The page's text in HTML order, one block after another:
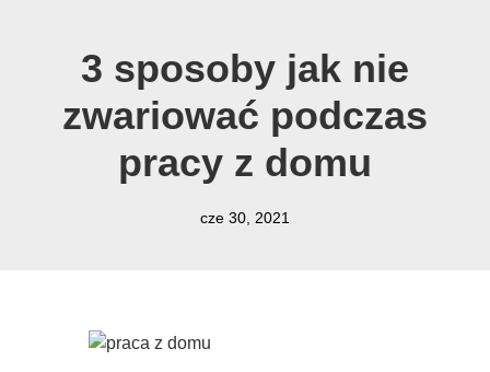
3 sposoby jak nie
zwariować podczas
pracy z domu
cze 30, 2021